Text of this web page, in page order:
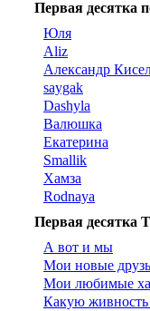
Первая десятка
Юля
Aliz
Александр
saygak
Dashyla
Валюшка
Екатерина
Smallik
Хамза
Rodnaya
Первая десятка
А вот и мы
Мои новые
Мои любимые
Какую